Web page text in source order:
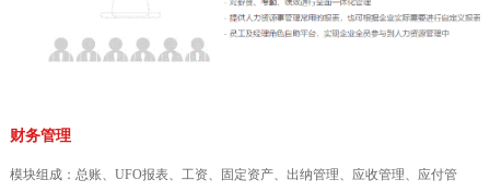
财务管理
模块组成：总账、UFO报表、工资、固定资产、出纳管理、应收管理、应付管